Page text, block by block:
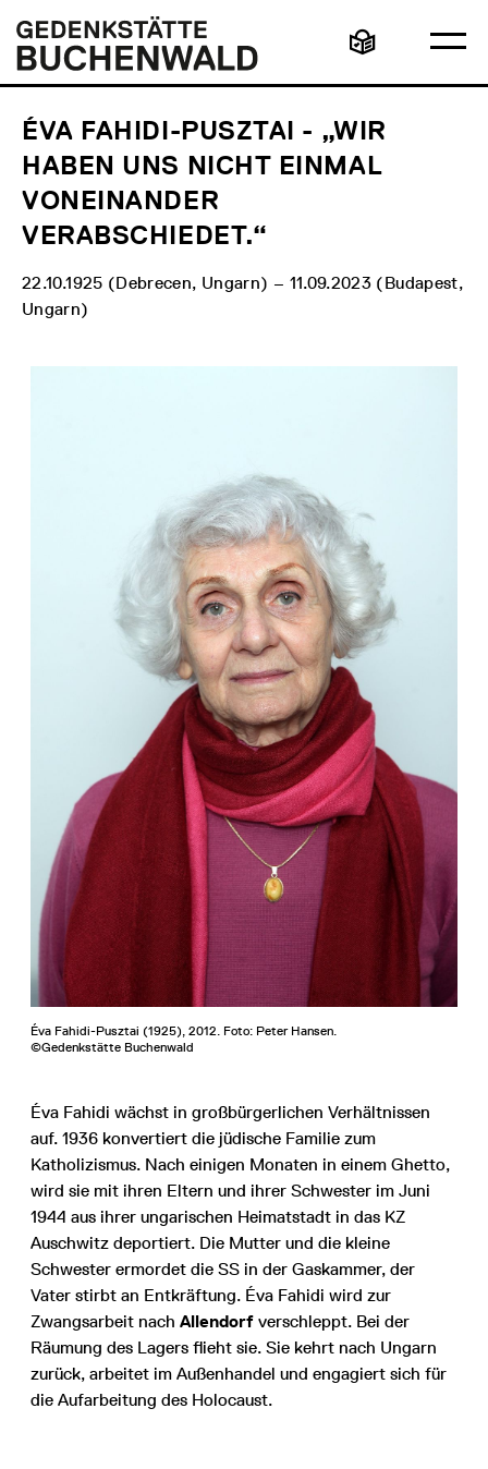
zum
Inhalt
Gedenkstätte
Buchenwald
Leichte
Sprache
ÉVA FAHIDI-PUSZTAI - „WIR
HABEN UNS NICHT EINMAL
VONEINANDER
VERABSCHIEDET.“
22.10.1925 (Debrecen, Ungarn) – 11.09.2023 (Budapest,
Ungarn)
Éva Fahidi-Pusztai (1925), 2012. Foto: Peter Hansen.
©Gedenkstätte Buchenwald
Éva Fahidi wächst in großbürgerlichen Verhältnissen
auf. 1936 konvertiert die jüdische Familie zum
Katholizismus. Nach einigen Monaten in einem Ghetto,
wird sie mit ihren Eltern und ihrer Schwester im Juni
1944 aus ihrer ungarischen Heimatstadt in das KZ
Auschwitz deportiert. Die Mutter und die kleine
Schwester ermordet die SS in der Gaskammer, der
Vater stirbt an Entkräftung. Éva Fahidi wird zur
Zwangsarbeit nach Allendorf verschleppt. Bei der
Räumung des Lagers flieht sie. Sie kehrt nach Ungarn
zurück, arbeitet im Außenhandel und engagiert sich für
die Aufarbeitung des Holocaust.